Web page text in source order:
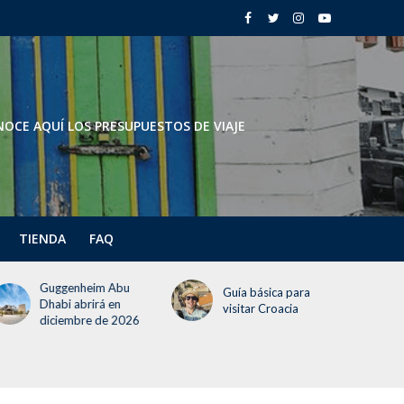
AQUÍ LOS PRESUPUESTOS DE VIAJE
TIENDA FAQ
Guggenheim Abu
Dhabi abrirá en
diciembre de 2026
Guía básica para
visitar Croacia